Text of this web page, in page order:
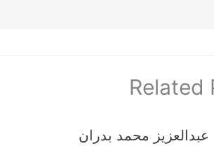
Related
محمد بدران